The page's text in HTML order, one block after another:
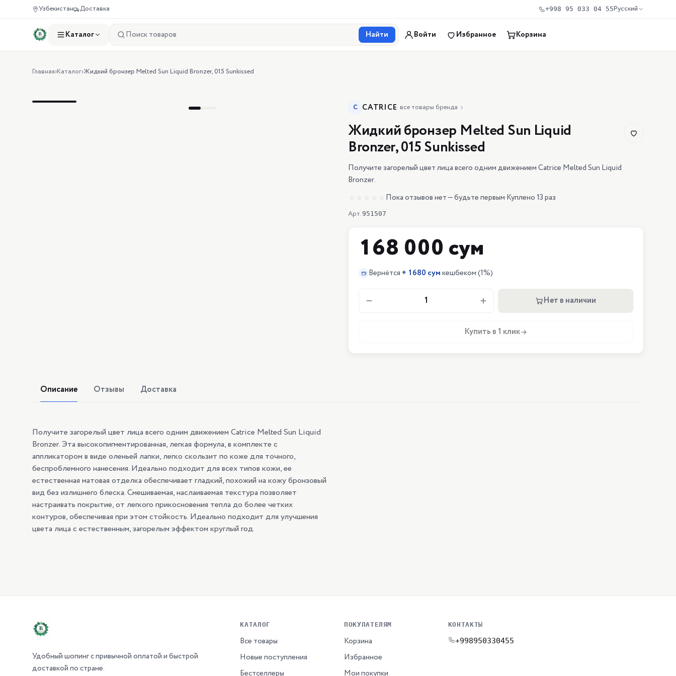
Узбекистан Доставка +998 95 033 04 55Русский
Каталог Найти Войти Избранное Корзина
Главная›Каталог›Жидкий бронзер Melted Sun Liquid Bronzer, 015 Sunkissed
C CATRICE· все товары бренда
Жидкий бронзер Melted Sun Liquid
Bronzer, 015 Sunkissed
Получите загорелый цвет лица всего одним движением Catrice Melted Sun Liquid
Bronzer.
Пока отзывов нет — будьте первым·Куплено 13 раз
Арт. 951507
168 000 сум
Вернётся + 1680 сумкешбеком(1%)
1 Нет в наличии
Купить в 1 клик
Описание Отзывы Доставка
Получите загорелый цвет лица всего одним движением Catrice Melted Sun Liquid
Bronzer. Эта высокопигментированная, легкая формула, в комплекте с
аппликатором в виде оленьей лапки, легко скользит по коже для точного,
беспроблемного нанесения. Идеально подходит для всех типов кожи, ее
естественная матовая отделка обеспечивает гладкий, похожий на кожу бронзовый
вид без излишнего блеска. Смешиваемая, наслаиваемая текстура позволяет
настраивать покрытие, от легкого прикосновения тепла до более четких
контуров, обеспечивая при этом стойкость. Идеально подходит для улучшения
цвета лица с естественным, загорелым эффектом круглый год.
Удобный шопинг с привычной оплатой и быстрой
доставкой по стране.
КАТАЛОГ
Все товары
Новые поступления
Бестселлеры
ПОКУПАТЕЛЯМ
Корзина
Избранное
Мои покупки
КОНТАКТЫ
+998950330455